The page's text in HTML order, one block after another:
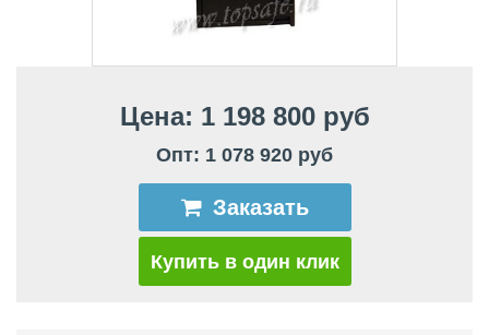
Цена: 1 198 800 руб
Опт: 1 078 920 руб
Заказать
Купить в один клик